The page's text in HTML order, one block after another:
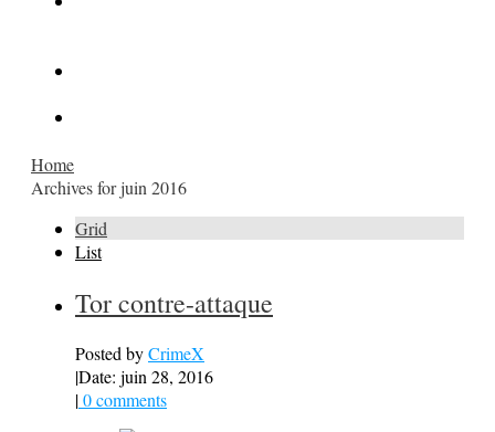
Home
Archives for juin 2016
Grid
List
Tor contre-attaque
Posted byCrimeX
|Date: juin 28, 2016
|0 comments